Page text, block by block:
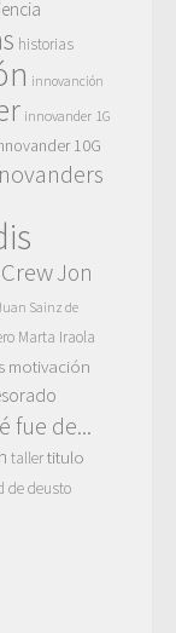
historias
innovanción
innovander 1G
10G
Jon
Sainz de
Marta Iraola
motivación
fue de...
tallertitulo
de deusto